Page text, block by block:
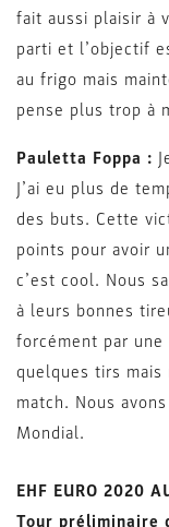
fait aussi plaisir à
parti et l’objectif
au frigo mais
pense plus trop à
Pauletta Foppa :
J’ai eu plus de
des buts. Cette
points pour avoir
c’est cool. Nous
à leurs bonnes
forcément par une
quelques tirs
match. Nous
Mondial.
EHF EURO 2020
Tour préliminaire